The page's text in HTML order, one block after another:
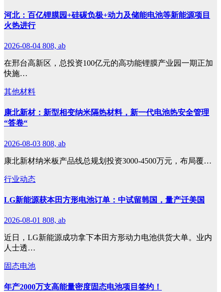
河北：百亿锂膜园+硅碳负极+动力及储能电池等新能源项目
火热进行
2026-08-04 808, ab
在邢台高新区，总投资100亿元的高功能锂膜产业园一期正加
快施…
其他材料
康北新材：新型相变纳米隔热材料，新一代电池热安全管理
“答卷“
2026-08-03 808, ab
康北新材纳米板产品线总规划投资3000-4500万元，布局覆…
行业动态
LG新能源获本田方形电池订单：中试留韩国，量产迁美国
2026-08-01 808, ab
近日，LG新能源成功拿下本田方形动力电池供货大单。业内
人士透…
固态电池
年产2000万支高能量密度固态电池项目签约！